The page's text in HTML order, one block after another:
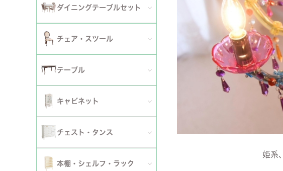
ソファ
チェア・スツール
テーブル
TVボード・サイドボード
2人掛けソファ
カウチソファ
オットマン・スツール
ファブリックソファ
革・レザー・合皮ソファ
全てのベッド・マットレス
シングルベッド
ダブルベッド
ワイドダブルベッド
クイーンベッド
ダイニングテーブルセット
全てのダイニングテーブルセット
4人用ダイニングテーブルセット
伸長式テーブルセット
ファブリックチェアセット
チェア・スツール
全てのチェア
アームチェア
デスクチェア・オフィスチェア
テーブル
全てのテーブル
ローテーブル・センターテーブル
キャビネット
キャビネット・カップボード
チェスト・タンス
全てのチェスト・タンス
本棚・シェルフ・ラック
姫系